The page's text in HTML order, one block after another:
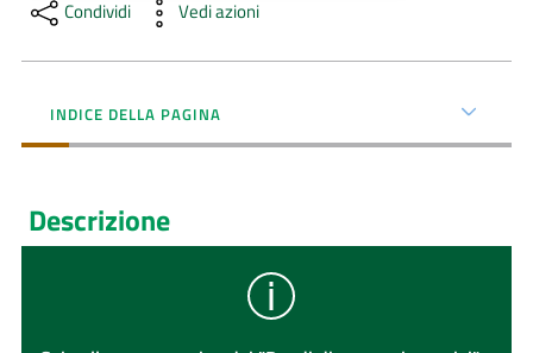
Condividi Vedi azioni
INDICE DELLA PAGINA
Descrizione